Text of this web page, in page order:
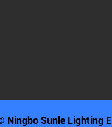
Ningbo Sunle Lighting